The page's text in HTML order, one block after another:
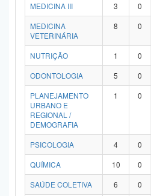
MEDICINA III
3 0
MEDICINA
VETERINÁRIA
8 0
NUTRIÇÃO 1 0
ODONTOLOGIA
5 0
PLANEJAMENTO
URBANO E
REGIONAL /
DEMOGRAFIA
1 0
PSICOLOGIA 4 0
QUÍMICA
10 0
SAÚDE COLETIVA
6 0